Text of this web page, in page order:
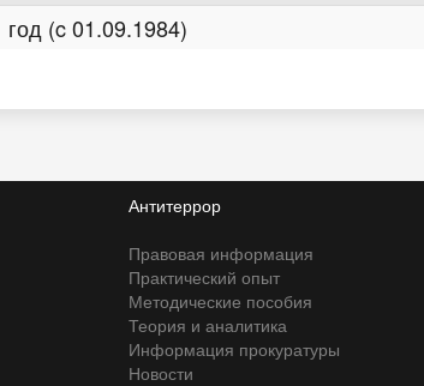
год (c 01.09.1984)
Антитеррор
Правовая информация
Практический опыт
Методические пособия
Теория и аналитика
Информация прокуратуры
Новости